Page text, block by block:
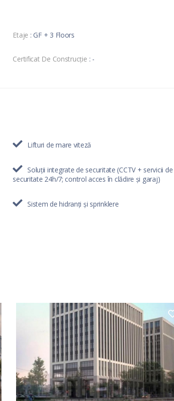
Etaje : GF + 3 Floors
Certificat De Construcție : -
Lifturi de mare viteză
Soluții integrate de securitate (CCTV + servicii de
securitate 24h/7; control acces în clădire și garaj)
Sistem de hidranți și sprinklere